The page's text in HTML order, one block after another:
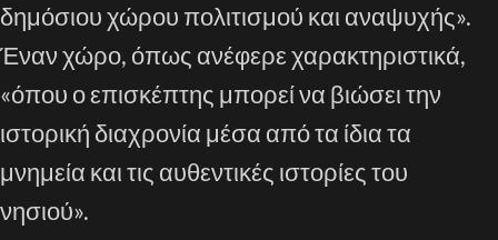
δημόσιου χώρου πολιτισμού και αναψυχής».
Έναν χώρο, όπως ανέφερε χαρακτηριστικά,
«όπου ο επισκέπτης μπορεί να βιώσει την
ιστορική διαχρονία μέσα από τα ίδια τα
μνημεία και τις αυθεντικές ιστορίες του
νησιού».